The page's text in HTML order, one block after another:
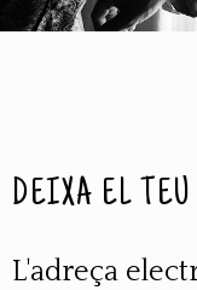
DEIXA EL
L'adreça